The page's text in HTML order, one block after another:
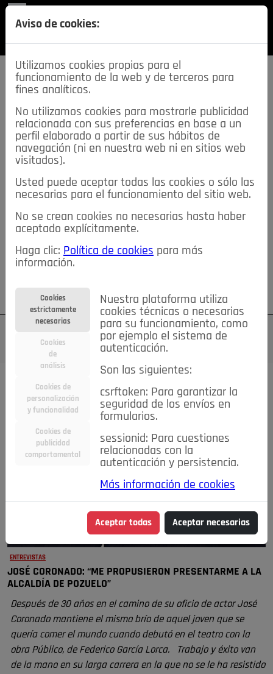
SECCIONES
descarga esta
REVISTA
≡NOTICIAS
NOTICIAS SERVICIOS DE INTERÉS
TABLÓN DE ANUNCIOS MIS ANUNCIOS CONTACTO
NOSOTROS
Su cuenta Regístrese ¿Olvidó su contraseña?
ENTREVISTAS
JOSÉ CORONADO: “ME PROPUSIERON PRESENTARME A LA
ALCALDÍA DE POZUELO”
Después de 30 años en el camino de su oficio de actor José
Coronado mantiene el mismo brío de aquel joven que se
quería comer el mundo cuando debutó en el teatro con la
obra Público, de Federico García Lorca. Trabajo y éxito van
de la mano en su larga carrera en la que no se le ha resistido
Aviso de cookies:
Utilizamos cookies propias para el
funcionamiento de la web y de terceros para
fines analíticos.
No utilizamos cookies para mostrarle publicidad
relacionada con sus preferencias en base a un
perfil elaborado a partir de sus hábitos de
navegación (ni en nuestra web ni en sitios web
visitados).
Usted puede aceptar todas las cookies o sólo las
necesarias para el funcionamiento del sitio web.
No se crean cookies no necesarias hasta haber
aceptado explícitamente.
Haga clic: Política de cookies para más
información.
Cookies
estrictamente
necesarias
Cookies
de
análisis
Cookies de
personalización
y funcionalidad
Cookies de
publicidad
comportamental
Nuestra plataforma utiliza
cookies técnicas o necesarias
para su funcionamiento, como
por ejemplo el sistema de
autenticación.
Son las siguientes:
csrftoken: Para garantizar la
seguridad de los envíos en
formularios.
sessionid: Para cuestiones
relacionadas con la
autenticación y persistencia.
Más información de cookies
Aceptar todas Aceptar necesarias